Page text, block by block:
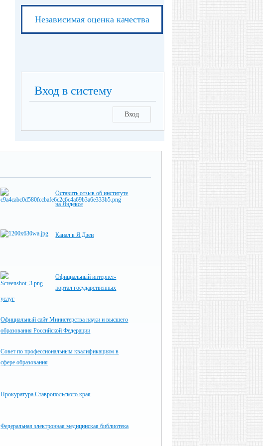
Независимая оценка качества
Вход в систему
Вход
Оставить отзыв об институте
на Яндексе
Канал в Я.Дзен
Официальный интернет-
портал государственных
услуг
Официальный сайт Министерства науки и высшего
образования Российской Федерации
Совет по профессиональным квалификациям в
сфере образования
Прокуратура Ставропольского края
Федеральная электронная медицинская библиотека